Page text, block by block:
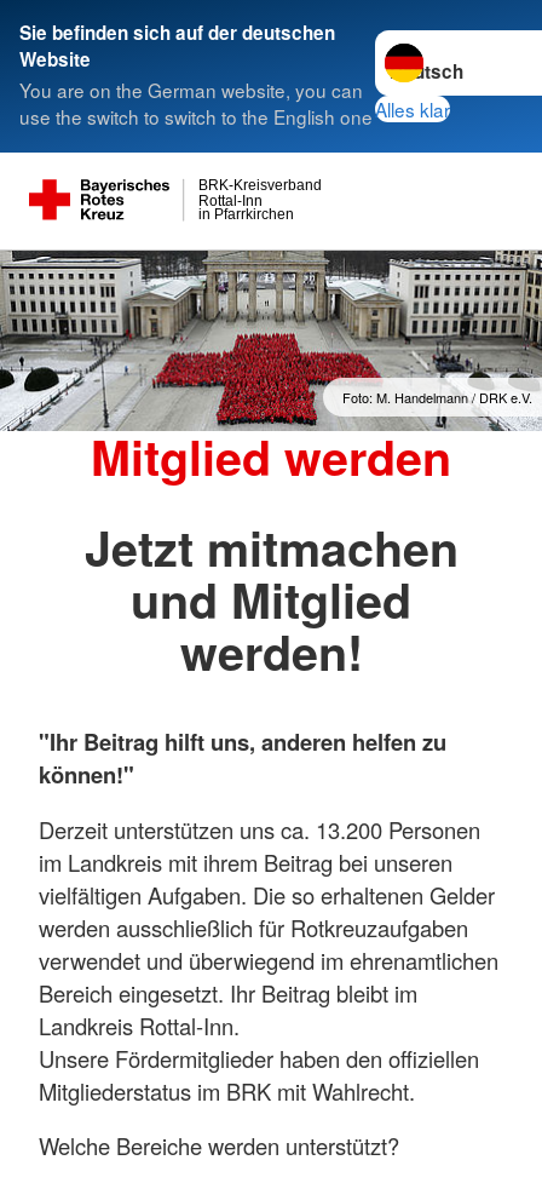
Sie befinden sich auf der deutschen
Website
You are on the German website, you can
use the switch to switch to the English one
Sprache wechseln
Alles klar
in Pfarrkirchen
Rottal-Inn
BRK-Kreisverband
Foto: M. Handelmann / DRK e.V.
Mitglied werden
Jetzt mitmachen
und Mitglied
werden!
"Ihr Beitrag hilft uns, anderen helfen zu
können!"
Derzeit unterstützen uns ca. 13.200 Personen
im Landkreis mit ihrem Beitrag bei unseren
vielfältigen Aufgaben. Die so erhaltenen Gelder
werden ausschließlich für Rotkreuzaufgaben
verwendet und überwiegend im ehrenamtlichen
Bereich eingesetzt. Ihr Beitrag bleibt im
Landkreis Rottal-Inn.
Unsere Fördermitglieder haben den offiziellen
Mitgliederstatus im BRK mit Wahlrecht.
Welche Bereiche werden unterstützt?